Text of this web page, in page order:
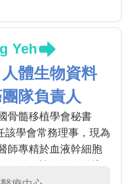
Yeh
體生物資料
隊負責人
骨髓移植學會秘書
該學會常務理事，現為
師專精於血液幹細胞
血醫學。葉醫師於